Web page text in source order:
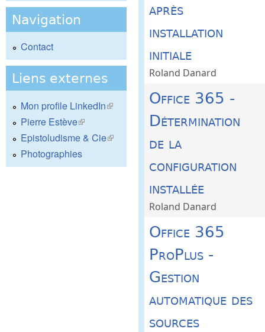
Navigation
Contact
Liens externes
Mon profile LinkedIn(le lien est externe)
Pierre Estève(le lien est externe)
Epistoludisme & Cie(le lien est externe)
Photographies
après
installation
initiale
Roland Danard
Office 365 -
Détermination
de la
configuration
installée
Roland Danard
Office 365
ProPlus -
Gestion
automatique des
sources